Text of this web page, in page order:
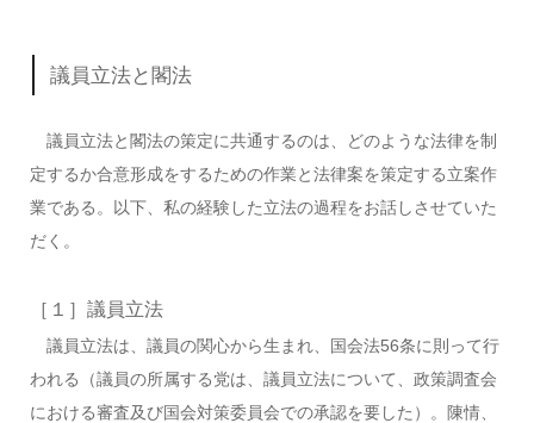
議員立法と閣法
議員立法と閣法の策定に共通するのは、どのような法律を制
定するか合意形成をするための作業と法律案を策定する立案作
業である。以下、私の経験した立法の過程をお話しさせていた
だく。
［１］議員立法
議員立法は、議員の関心から生まれ、国会法56条に則って行
われる（議員の所属する党は、議員立法について、政策調査会
における審査及び国会対策委員会での承認を要した）。陳情、